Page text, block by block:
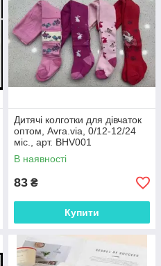
Дитячі колготки для дівчаток
оптом, Avra.via, 0/12-12/24
міс., арт. BHV001
В наявності
83 ₴
Купити